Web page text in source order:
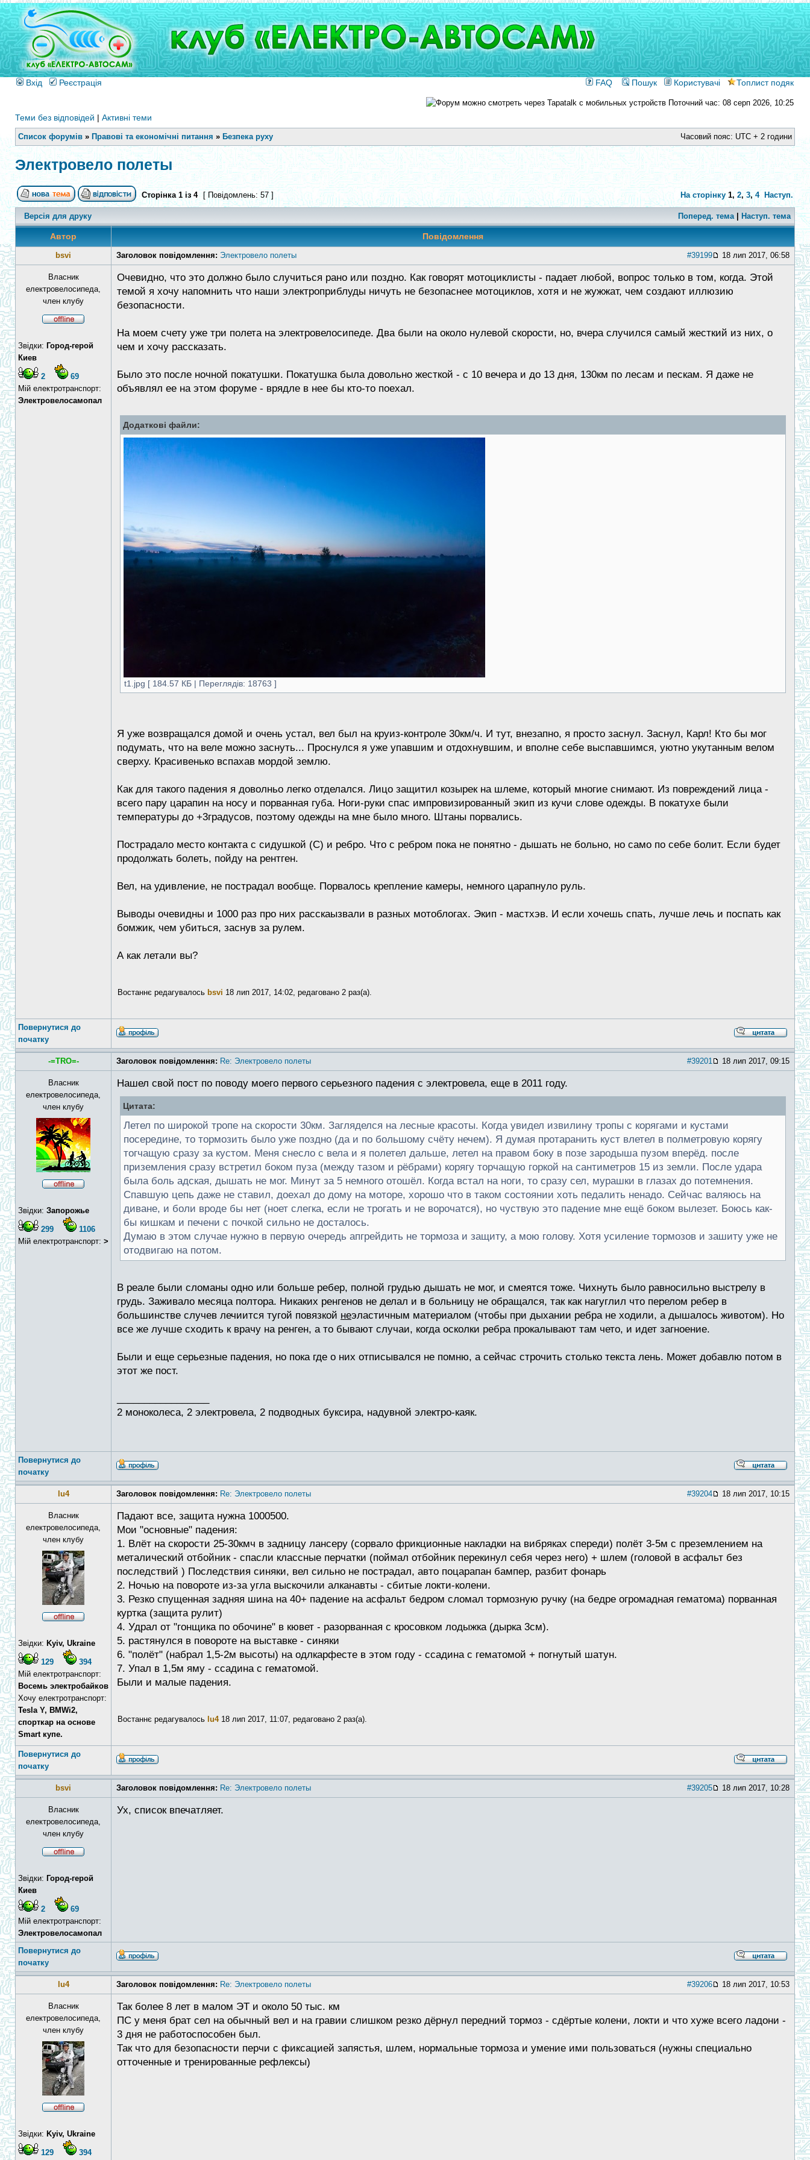
Вхід Реєстрація FAQ Пошук Користувачі Топлист подяк
Поточний час: 08 серп 2026, 10:25
Теми без відповідей | Активні теми
Список форумів » Правові та економічні питання » Безпека руху Часовий пояс: UTC + 2 години
Электровело полеты
Сторінка1 із 4 [ Повідомлень: 57 ] На сторінку 1, 2,3,4 Наступ.
Версія для друку Поперед. тема| Наступ. тема
Автор Повідомлення
bsvi Заголовок повідомлення: Электровело полеты #39199 18 лип 2017, 06:58
Власник
електровелосипеда,
член клубу
Звідки: Город-герой
Киев
2
69
Мій електротранспорт:
Электровелосамопал
Очевидно, что это должно было случиться рано или поздно. Как говорят мотоциклисты - падает любой, вопрос только в том, когда. Этой
темой я хочу напомнить что наши электроприблуды ничуть не безопаснее мотоциклов, хотя и не жужжат, чем создают иллюзию
безопасности.
На моем счету уже три полета на электровелосипеде. Два были на около нулевой скорости, но, вчера случился самый жесткий из них, о
чем и хочу рассказать.
Было это после ночной покатушки. Покатушка была довольно жесткой - с 10 вечера и до 13 дня, 130км по лесам и пескам. Я даже не
объявлял ее на этом форуме - врядле в нее бы кто-то поехал.
Додаткові файли:
t1.jpg [ 184.57 КБ | Переглядів: 18763 ]
Я уже возвращался домой и очень устал, вел был на круиз-контроле 30км/ч. И тут, внезапно, я просто заснул. Заснул, Карл! Кто бы мог
подумать, что на веле можно заснуть... Проснулся я уже упавшим и отдохнувшим, и вполне себе выспавшимся, уютно укутанным велом
сверху. Красивенько вспахав мордой землю.
Как для такого падения я доволньо легко отделался. Лицо защитил козырек на шлеме, который многие снимают. Из повреждений лица -
всего пару царапин на носу и порванная губа. Ноги-руки спас импровизированный экип из кучи слове одежды. В покатухе были
температуры до +3градусов, поэтому одежды на мне было много. Штаны порвались.
Пострадало место контакта с сидушкой (С) и ребро. Что с ребром пока не понятно - дышать не больно, но само по себе болит. Если будет
продолжать болеть, пойду на рентген.
Вел, на удивление, не пострадал вообще. Порвалось крепление камеры, немного царапнуло руль.
Выводы очевидны и 1000 раз про них расскаызвали в разных мотоблогах. Экип - мастхэв. И если хочешь спать, лучше лечь и поспать как
бомжик, чем убиться, заснув за рулем.
А как летали вы?
Востаннє редагувалось bsvi 18 лип 2017, 14:02, редаговано 2 раз(а).
Повернутися до
початку
-=TRO=- Заголовок повідомлення: Re: Электровело полеты #39201 18 лип 2017, 09:15
Власник
електровелосипеда,
член клубу
Звідки: Запорожье
299
1106
Мій електротранспорт: >
Нашел свой пост по поводу моего первого серьезного падения с электровела, еще в 2011 году.
Цитата:
Летел по широкой тропе на скорости 30км. Загляделся на лесные красоты. Когда увидел извилину тропы с корягами и кустами
посередине, то тормозить было уже поздно (да и по большому счёту нечем). Я думая протаранить куст влетел в полметровую корягу
тогчащую сразу за кустом. Меня снесло с вела и я полетел дальше, летел на правом боку в позе зародыша пузом вперёд. после
приземления сразу встретил боком пуза (между тазом и рёбрами) корягу торчащую горкой на сантиметров 15 из земли. После удара
была боль адская, дышать не мог. Минут за 5 немного отошёл. Когда встал на ноги, то сразу сел, мурашки в глазах до потемнения.
Спавшую цепь даже не ставил, доехал до дому на моторе, хорошо что в таком состоянии хоть педалить ненадо. Сейчас валяюсь на
диване, и боли вроде бы нет (ноет слегка, если не трогать и не ворочатся), но чуствую это падение мне ещё боком вылезет. Боюсь как-
бы кишкам и печени с почкой сильно не досталось.
Думаю в этом случае нужно в первую очередь апгрейдить не тормоза и защиту, а мою голову. Хотя усиление тормозов и зашиту уже не
отодвигаю на потом.
В реале были сломаны одно или больше ребер, полной грудью дышать не мог, и смеятся тоже. Чихнуть было равносильно выстрелу в
грудь. Заживало месяца полтора. Никаких ренгенов не делал и в больницу не обращался, так как нагуглил что перелом ребер в
большинстве случев лечиится тугой повязкой неэластичным материалом (чтобы при дыхании ребра не ходили, а дышалось животом). Но
все же лучше сходить к врачу на ренген, а то бывают случаи, когда осколки ребра прокалывают там чето, и идет загноение.
Были и еще серьезные падения, но пока где о них отписывался не помню, а сейчас строчить столько текста лень. Может добавлю потом в
этот же пост.
2 моноколеса, 2 электровела, 2 подводных буксира, надувной электро-каяк.
Повернутися до
початку
lu4 Заголовок повідомлення: Re: Электровело полеты #39204 18 лип 2017, 10:15
Власник
електровелосипеда,
член клубу
Звідки: Kyiv, Ukraine
129
394
Мій електротранспорт:
Восемь электробайков
Хочу електротранспорт:
Tesla Y, BMWi2,
спорткар на основе
Smart купе.
Падают все, защита нужна 1000500.
Мои "основные" падения:
1. Влёт на скорости 25-30кмч в задницу лансеру (сорвало фрикционные накладки на вибряках спереди) полёт 3-5м с преземлением на
металический отбойник - спасли классные перчатки (поймал отбойник перекинул себя через него) + шлем (головой в асфальт без
последствий ) Последствия синяки, вел сильно не пострадал, авто поцарапан бампер, разбит фонарь
2. Ночью на повороте из-за угла выскочили алканавты - сбитые локти-колени.
3. Резко спущенная задняя шина на 40+ падение на асфальт бедром сломал тормозную ручку (на бедре огромадная гематома) порванная
куртка (защита рулит)
4. Удрал от "гонщика по обочине" в кювет - разорванная с кросовком лодыжка (дырка 3см).
5. растянулся в повороте на выставке - синяки
6. "полёт" (набрал 1,5-2м высоты) на одлкарфесте в этом году - ссадина с гематомой + погнутый шатун.
7. Упал в 1,5м яму - ссадина с гематомой.
Были и малые падения.
Востаннє редагувалось lu418 лип 2017, 11:07, редаговано 2 раз(а).
Повернутися до
початку
bsvi Заголовок повідомлення: Re: Электровело полеты #39205 18 лип 2017, 10:28
Власник
електровелосипеда,
член клубу
Звідки: Город-герой
Киев
2
69
Мій електротранспорт:
Электровелосамопал
Ух, список впечатляет.
Повернутися до
початку
lu4 Заголовок повідомлення: Re: Электровело полеты #39206 18 лип 2017, 10:53
Власник
електровелосипеда,
член клубу
Звідки: Kyiv, Ukraine
129 394
Так более 8 лет в малом ЭТ и около 50 тыс. км
ПС у меня брат сел на обычный вел и на гравии слишком резко дёрнул передний тормоз - сдёртые колени, локти и что хуже всего ладони -
3 дня не работоспособен был.
Так что для безопасности перчи с фиксацией запястья, шлем, нормальные тормоза и умение ими пользоваться (нужны специально
отточенные и тренированные рефлексы)